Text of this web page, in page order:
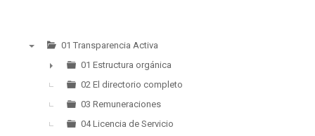
01 Transparencia Activa
►
01 Estructura orgánica
02 El directorio completo
03 Remuneraciones
04 Licencia de Servicio